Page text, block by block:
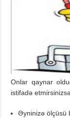
Onlar qaynar
istifadə
Əyninizə ölçüsü